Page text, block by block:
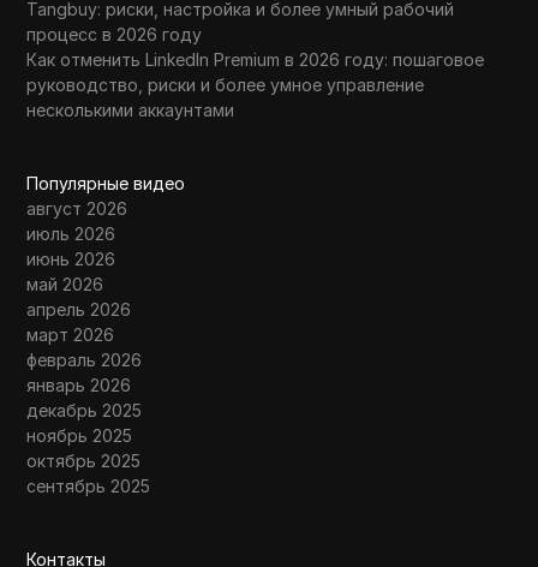
Tangbuy: риски, настройка и более умный рабочий
процесс в 2026 году
Как отменить LinkedIn Premium в 2026 году: пошаговое
руководство, риски и более умное управление
несколькими аккаунтами
Популярные видео
август 2026
июль 2026
июнь 2026
май 2026
апрель 2026
март 2026
февраль 2026
январь 2026
декабрь 2025
ноябрь 2025
октябрь 2025
сентябрь 2025
Контакты